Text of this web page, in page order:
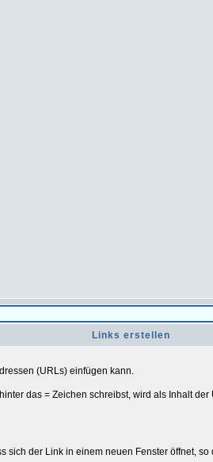
Links erstellen
(URLs) einfügen kann.
das = Zeichen schreibst, wird als Inhalt
sich der Link in einem neuen Fenster öffnet,